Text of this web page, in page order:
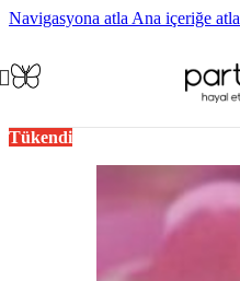
Navigasyona atla Ana içeriğe atla
Tükendi